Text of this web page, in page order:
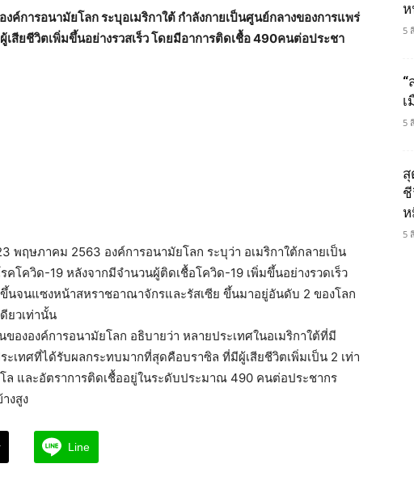
ค์การอนามัยโลก ระบุอเมริกาใต้ กำลังกายเป็นศูนย์กลางของการแพร่
สียชีวิตเพิ่มขึ้นอย่างรวสเร็ว โดยมีอาการติดเชื้อ 490คนต่อประชา
พฤษภาคม 2563 องค์การอนามัยโลก ระบุว่า อเมริกาใต้กลายเป็น
โควิด-19 หลังจากมีจำนวนผู้ติดเชื้อโควิด-19 เพิ่มขึ้นอย่างรวดเร็ว
นจนแซงหน้าสหราชอาณาจักรและรัสเซีย ขึ้นมาอยู่อันดับ 2 ของโลก
ยวเท่านั้น
ององค์การอนามัยโลก อธิบายว่า หลายประเทศในอเมริกาใต้ที่มี
ะเทศที่ได้รับผลกระทบมากที่สุดคือบราซิล ที่มีผู้เสียชีวิตเพิ่มเป็น 2 เท่า
โล และอัตราการติดเชื้ออยู่ในระดับประมาณ 490 คนต่อประชากร
งสูง
Line
ห
5
5
สุ
5